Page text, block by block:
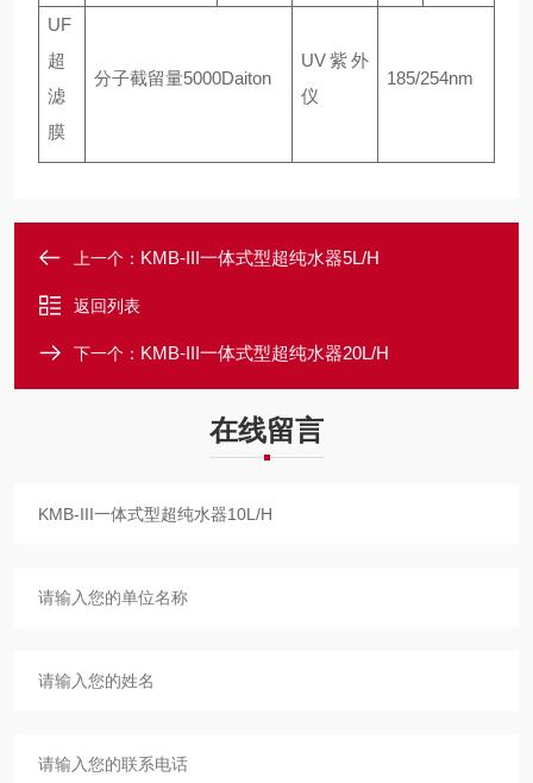
UF
超
滤
膜
分子截留量5000Daiton
UV紫外
仪
185/254nm
上一个： KMB-III一体式型超纯水器5L/H
返回列表
下一个： KMB-III一体式型超纯水器20L/H
在线留言